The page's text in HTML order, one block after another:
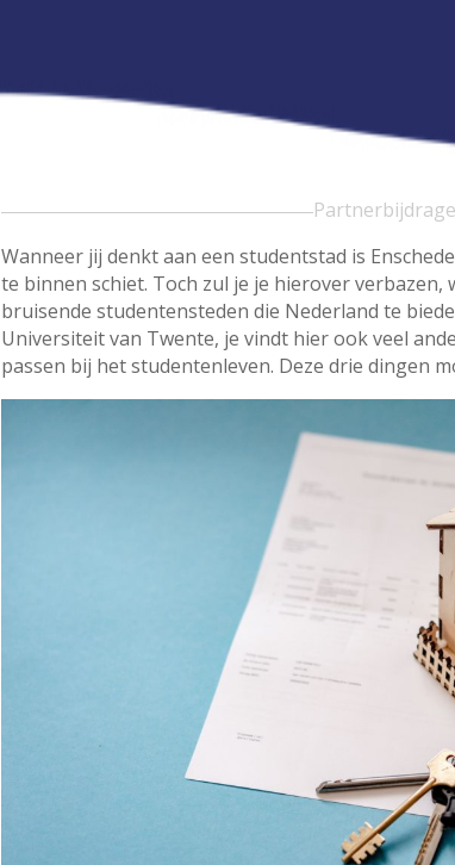
Wanneer jij denkt aan een studentstad is
te binnen schiet. Toch zul je je hierover verbazen,
bruisende studentensteden die Nederland te
Universiteit van Twente, je vindt hier ook veel
passen bij het studentenleven. Deze drie dingen